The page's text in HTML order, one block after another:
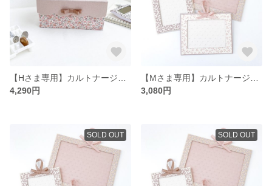
4,290円
3,080円
SOLD OUT SOLD OUT